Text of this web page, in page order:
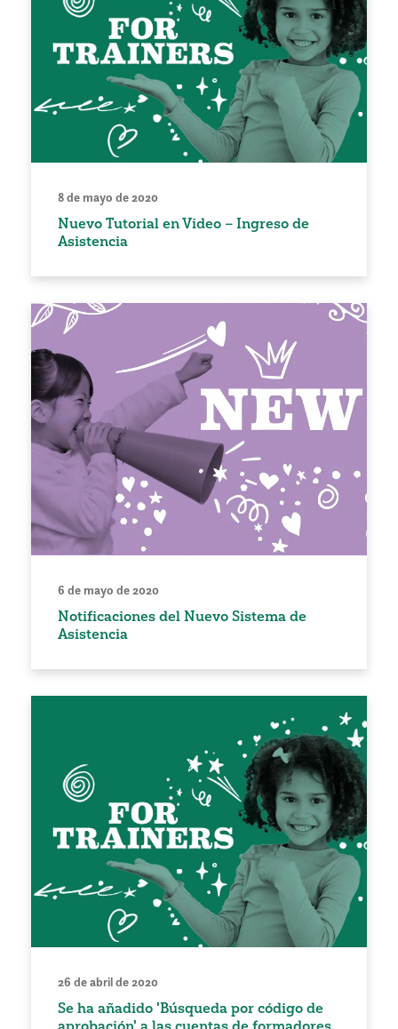
8 de mayo de 2020
Nuevo Tutorial en Video – Ingreso de
Asistencia
6 de mayo de 2020
Notificaciones del Nuevo Sistema de
Asistencia
26 de abril de 2020
Se ha añadido 'Búsqueda por código de